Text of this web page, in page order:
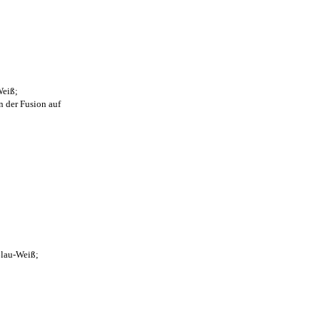
der Fusion auf
Weiß;